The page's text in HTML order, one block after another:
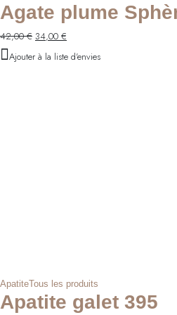
Agate plume
42,00€ Le
initial
34,00 €
actuel
Ajouter à la liste d'envies
ApatiteTous les produits
Apatite galet 395